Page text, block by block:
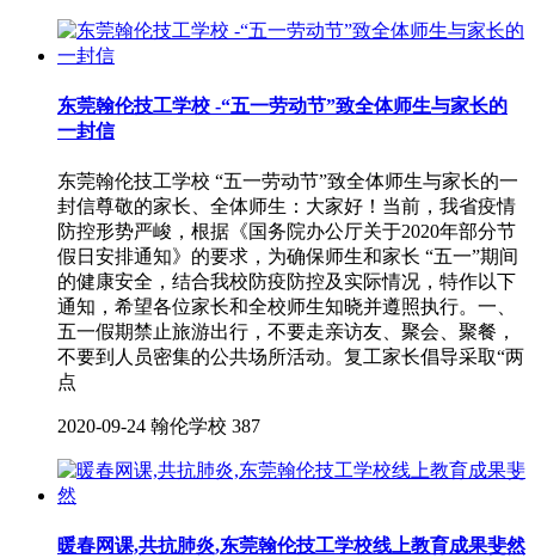
东莞翰伦技工学校 -“五一劳动节”致全体师生与家长的
一封信
东莞翰伦技工学校 “五一劳动节”致全体师生与家长的一
封信尊敬的家长、全体师生：大家好！当前，我省疫情
防控形势严峻，根据《国务院办公厅关于2020年部分节
假日安排通知》的要求，为确保师生和家长 “五一”期间
的健康安全，结合我校防疫防控及实际情况，特作以下
通知，希望各位家长和全校师生知晓并遵照执行。一、
五一假期禁止旅游出行，不要走亲访友、聚会、聚餐，
不要到人员密集的公共场所活动。复工家长倡导采取“两
点
2020-09-24 翰伦学校 387
暖春网课,共抗肺炎,东莞翰伦技工学校线上教育成果斐然